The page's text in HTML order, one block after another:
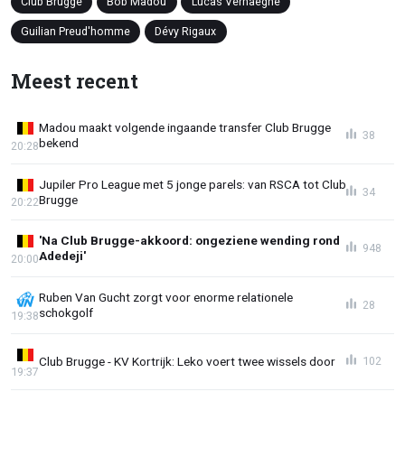
Guilian Preud'homme Dévy Rigaux
Meest recent
Madou maakt volgende ingaande transfer Club Brugge
bekend
20:28
38
Jupiler Pro League met 5 jonge parels: van RSCA tot Club
Brugge
20:22
34
'Na Club Brugge-akkoord: ongeziene wending rond
Adedeji'
20:00
948
Ruben Van Gucht zorgt voor enorme relationele
schokgolf
19:38
28
Club Brugge - KV Kortrijk: Leko voert twee wissels door
19:37
102